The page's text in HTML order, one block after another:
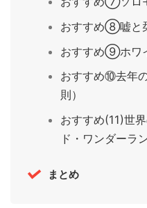
おすすめ⑧嘘と
おすすめ⑨ホワ
おすすめ⑩去年
則）
おすすめ(11)世
ド・ワンダーラ
まとめ